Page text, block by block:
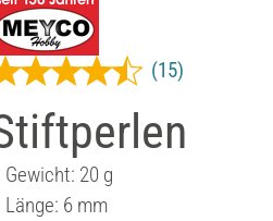
(15)
Gewicht: 20 g
Länge: 6 mm